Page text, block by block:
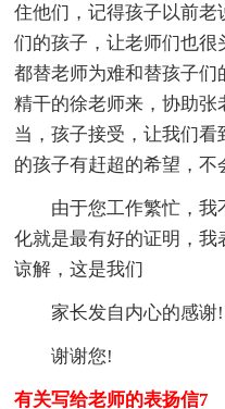
住他们，记得孩子以前
们的孩子，让老师们也很
都替老师为难和替孩子们
精干的徐老师来，协助
当，孩子接受，让我们
的孩子有赶超的希望，不
由于您工作繁忙，
化就是最有好的证明，
谅解，这是我们
家长发自内心的感谢!
谢谢您!
有关写给老师的表扬信7